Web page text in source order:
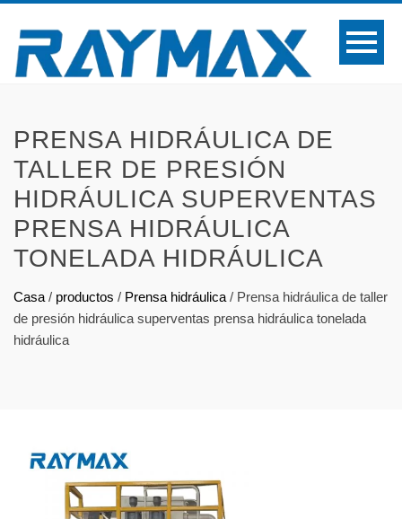
PRENSA HIDRÁULICA DE
TALLER DE PRESIÓN
HIDRÁULICA SUPERVENTAS
PRENSA HIDRÁULICA
TONELADA HIDRÁULICA
Casa / productos / Prensa hidráulica / Prensa hidráulica de taller
de presión hidráulica superventas prensa hidráulica tonelada
hidráulica